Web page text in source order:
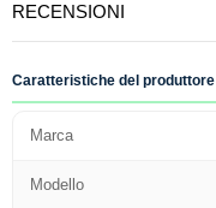
RECENSIONI
Caratteristiche del produttore
Marca
Modello